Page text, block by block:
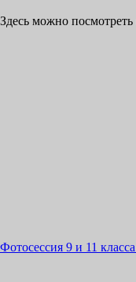
Здесь можно
Фотосессия 9 и 11